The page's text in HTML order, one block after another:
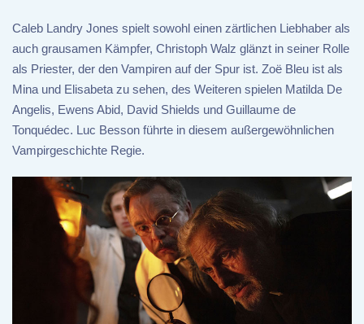
Caleb Landry Jones spielt sowohl einen zärtlichen Liebhaber als
auch grausamen Kämpfer, Christoph Walz glänzt in seiner Rolle
als Priester, der den Vampiren auf der Spur ist. Zoë Bleu ist als
Mina und Elisabeta zu sehen, des Weiteren spielen Matilda De
Angelis, Ewens Abid, David Shields und Guillaume de
Tonquédec. Luc Besson führte in diesem außergewöhnlichen
Vampirgeschichte Regie.